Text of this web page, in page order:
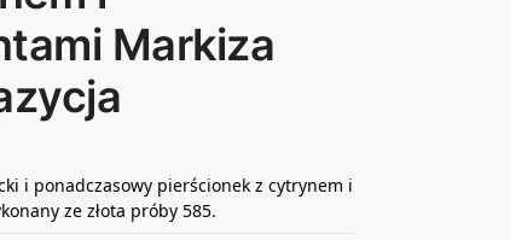
Markiza
i ponadczasowy pierścionek z cytrynem i
ze złota próby 585.